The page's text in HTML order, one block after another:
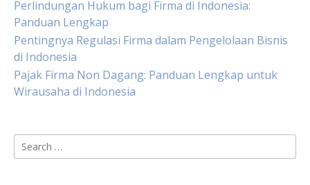
Perlindungan Hukum bagi Firma di Indonesia:
Panduan Lengkap
Pentingnya Regulasi Firma dalam Pengelolaan Bisnis
di Indonesia
Pajak Firma Non Dagang: Panduan Lengkap untuk
Wirausaha di Indonesia
Search
for: